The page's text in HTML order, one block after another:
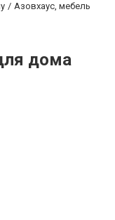
Азовхаус, мебель
дома